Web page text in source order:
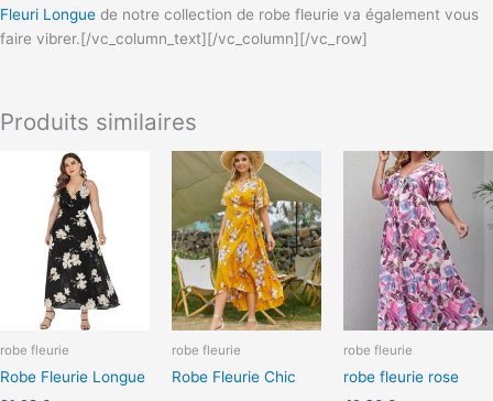
Fleuri Longue de notre collection de robe fleurie va également vous
faire vibrer.[/vc_column_text][/vc_column][/vc_row]
Produits similaires
robe fleurie
Robe Fleurie Longue
produit
plusieurs
variations.
Les
options
peuvent
être
choisies
robe fleurie
Robe Fleurie Chic
a
plusieurs
variations.
Les
options
peuvent
être
choisies
robe fleurie
robe fleurie rose